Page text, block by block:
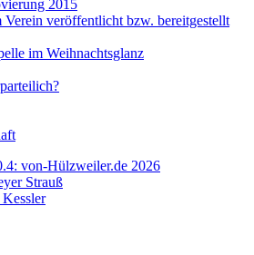
2015
Verein veröffentlicht bzw. bereitgestellt
im Weihnachtsglanz
von-Hülzweiler.de 2026
Strauß